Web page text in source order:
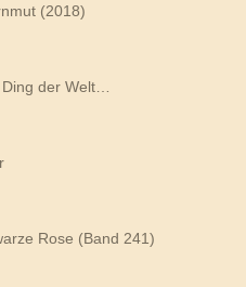
(2018)
der Welt…
Rose (Band 241)